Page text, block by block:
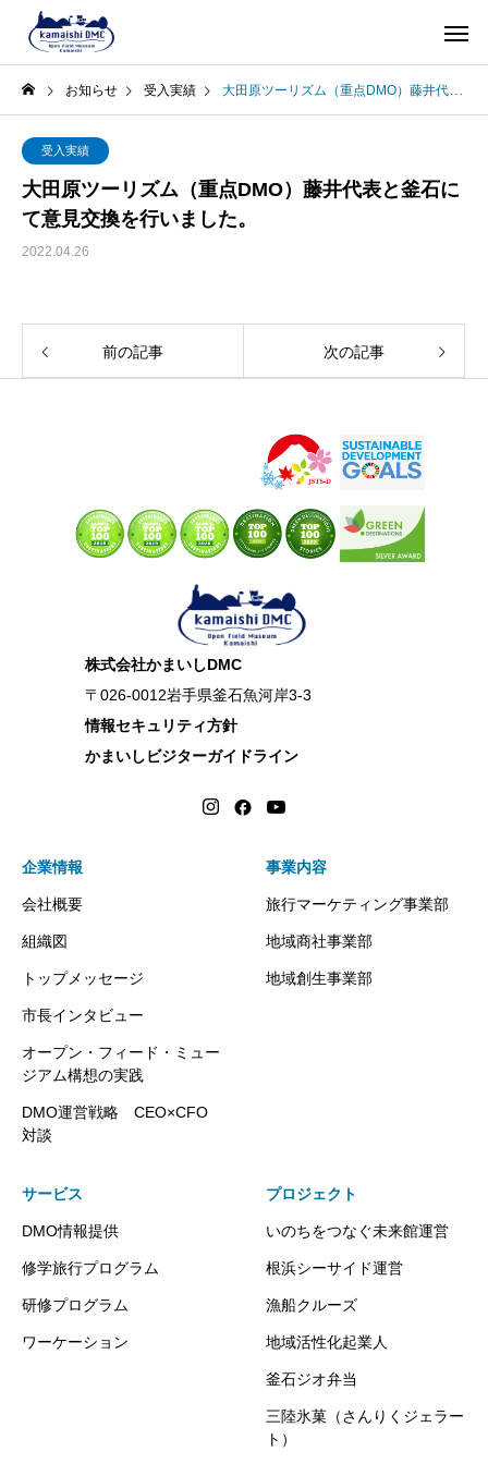
お知らせ 受入実績 大田原ツーリズム（重点DMO）藤井代表と釜石にて意見交換を行いました。
受入実績
大田原ツーリズム（重点DMO）藤井代表と釜石に
て意見交換を行いました。
2022.04.26
前の記事 次の記事
株式会社かまいしDMC
〒026-0012岩手県釜石魚河岸3-3
情報セキュリティ方針
かまいしビジターガイドライン
企業情報
会社概要
組織図
トップメッセージ
市長インタビュー
オープン・フィード・ミュー
ジアム構想の実践
DMO運営戦略 CEO×CFO
対談
事業内容
旅行マーケティング事業部
地域商社事業部
地域創生事業部
サービス
DMO情報提供
修学旅行プログラム
研修プログラム
ワーケーション
プロジェクト
いのちをつなぐ未来館運営
根浜シーサイド運営
漁船クルーズ
地域活性化起業人
釜石ジオ弁当
三陸氷菓（さんりくジェラー
ト）